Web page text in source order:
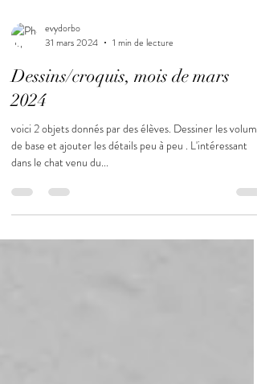
evydorbo
31 mars 2024
Dessins/croquis, mois de mars
2024
de base et ajouter les détails peu à peu . L'intéressant
dans le chat venu du...